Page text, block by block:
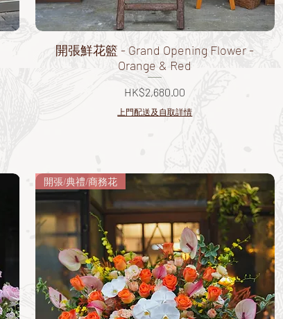
開張鮮花籃 - Grand Opening Flower -
Orange & Red
價格
HK$2,680.00
上門配送及自取詳情
開張/典禮/商務花